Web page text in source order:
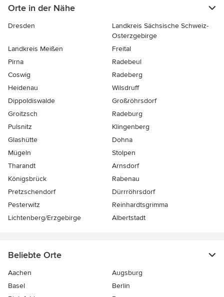
Orte in der Nähe
Dresden
Landkreis Sächsische Schweiz-
Osterzgebirge
Landkreis Meißen
Freital
Pirna
Radebeul
Coswig
Radeberg
Heidenau
Wilsdruff
Dippoldiswalde
Großröhrsdorf
Groitzsch
Radeburg
Pulsnitz
Klingenberg
Glashütte
Dohna
Mügeln
Stolpen
Tharandt
Arnsdorf
Königsbrück
Rabenau
Pretzschendorf
Dürrröhrsdorf
Pesterwitz
Reinhardtsgrimma
Lichtenberg/Erzgebirge
Albertstadt
Beliebte Orte
Aachen
Augsburg
Basel
Berlin